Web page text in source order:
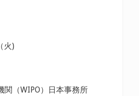
火)
関（WIPO）日本事務所